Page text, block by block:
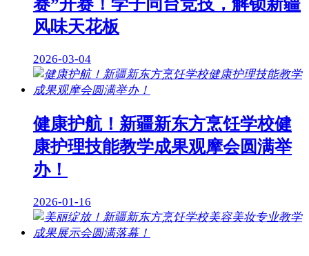
赛”开赛！学子同台竞技，解锁新疆
风味天花板
2026-03-04
健康护航！新疆新东方烹饪学校健
康护理技能教学成果观摩会圆满举
办！
2026-01-16